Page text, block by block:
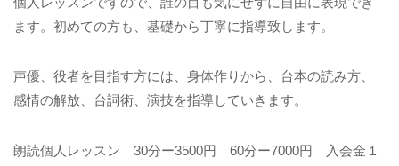
ます。初めての方も、基礎から丁寧に指導致します。
声優、役者を目指す方には、身体作りから、台本の読み方、
感情の解放、台詞術、演技を指導していきます。
朗読個人レッスン 30分ー3500円 60分ー7000円 入会金１